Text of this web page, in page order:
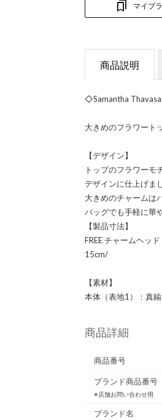
マイブ
商品説明
◇Samantha
大きめのフラワート
【デザイン】
トップのフラワーモ
デザインに仕上げま
大きめのチャームは
バッグでも手軽に華
【製品寸法】
FREE チャームヘッ
15cm/
【素材】
本体（表地1）：真
商品詳細
商品番号
ブランド商品番号
※店舗お問い合わせ用
ブランド名